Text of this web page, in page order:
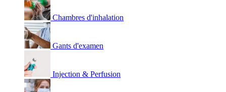
Chambres d'inhalation
Gants d'examen
Injection & Perfusion